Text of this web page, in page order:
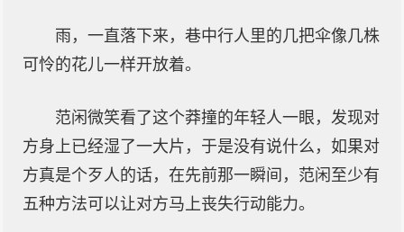
雨，一直落下来，巷中行人里的几把伞像几株
可怜的花儿一样开放着。
范闲微笑看了这个莽撞的年轻人一眼，发现对
方身上已经湿了一大片，于是没有说什么，如果对
方真是个歹人的话，在先前那一瞬间，范闲至少有
五种方法可以让对方马上丧失行动能力。